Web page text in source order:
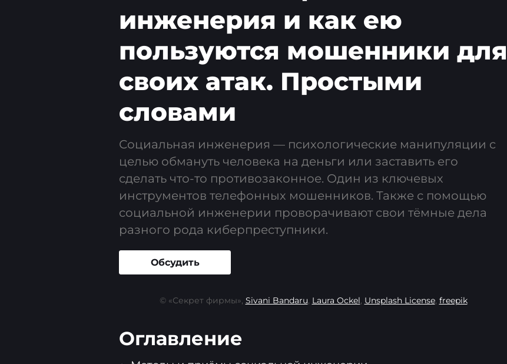
инженерия и как ею
пользуются мошенники для
своих атак. Простыми
словами
Социальная инженерия — психологические манипуляции c
целью обмануть человека на деньги или заставить его
сделать что-то противозаконное. Один из ключевых
инструментов телефонных мошенников. Также с помощью
социальной инженерии проворачивают свои тёмные дела
разного рода киберпреступники.
Обсудить
© «Секрет фирмы», Sivani Bandaru, Laura Ockel, Unsplash License, freepik
Оглавление